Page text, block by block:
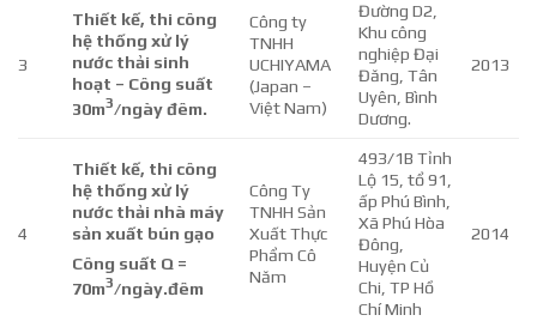
3
Thiết kế, thi công
hệ thống xử lý
nước thải sinh
hoạt – Công suất
30m3/ngày đêm.
Công ty
TNHH
UCHIYAMA
(Japan –
Việt Nam)
Đường D2,
Khu công
nghiệp Đại
Đăng, Tân
Uyên, Bình
Dương.
2013
4
Thiết kế, thi công
hệ thống xử lý
nước thải nhà máy
sản xuất bún gạo
Công suất Q =
70m3/ngày.đêm
Công Ty
TNHH Sản
Xuất Thực
Phẩm Cô
Năm
493/1B Tỉnh
Lộ 15, tổ 91,
ấp Phú Bình,
Xã Phú Hòa
Đông,
Huyện Củ
Chi, TP Hồ
Chí Minh
2014